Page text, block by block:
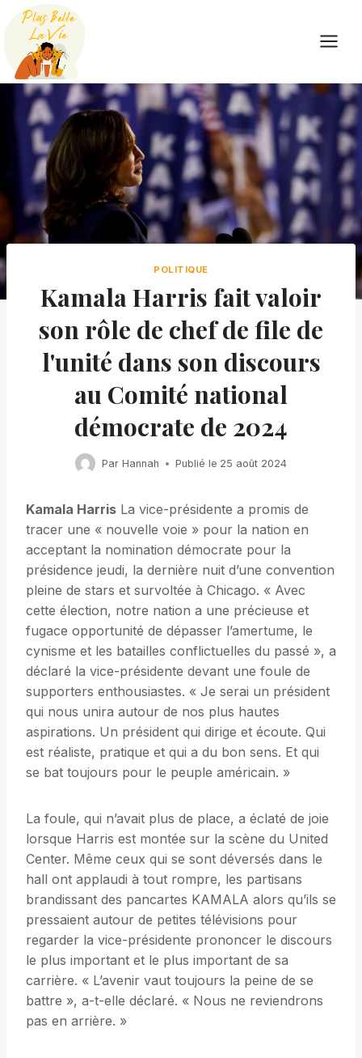
Skip
content
POLITIQUE
Kamala Harris fait valoir
son rôle de chef de file de
l'unité dans son discours
au Comité national
démocrate de 2024
Par Hannah Publié le 25 août 2024
Kamala Harris La vice-présidente a promis de
tracer une « nouvelle voie » pour la nation en
acceptant la nomination démocrate pour la
présidence jeudi, la dernière nuit d’une convention
pleine de stars et survoltée à Chicago. « Avec
cette élection, notre nation a une précieuse et
fugace opportunité de dépasser l’amertume, le
cynisme et les batailles conflictuelles du passé », a
déclaré la vice-présidente devant une foule de
supporters enthousiastes. « Je serai un président
qui nous unira autour de nos plus hautes
aspirations. Un président qui dirige et écoute. Qui
est réaliste, pratique et qui a du bon sens. Et qui
se bat toujours pour le peuple américain. »
La foule, qui n’avait plus de place, a éclaté de joie
lorsque Harris est montée sur la scène du United
Center. Même ceux qui se sont déversés dans le
hall ont applaudi à tout rompre, les partisans
brandissant des pancartes KAMALA alors qu’ils se
pressaient autour de petites télévisions pour
regarder la vice-présidente prononcer le discours
le plus important et le plus important de sa
carrière. « L’avenir vaut toujours la peine de se
battre », a-t-elle déclaré. « Nous ne reviendrons
pas en arrière. »